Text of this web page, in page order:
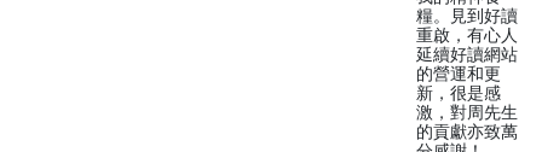
糧。見到好讀
重啟，有心人
延續好讀網站
的營運和更
新，很是感
激，對周先生
的貢獻亦致萬